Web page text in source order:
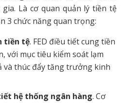
Là cơ quan quản lý tiền tệ
3 chức năng quan trọng:
tiền tệ. FED điều tiết cung tiền
với mục tiêu kiểm soát lạm
và thúc đẩy tăng trưởng kinh
hệ thống ngân hàng. Cơ